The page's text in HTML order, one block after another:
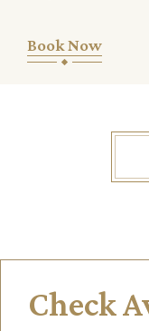
Book Now
Check